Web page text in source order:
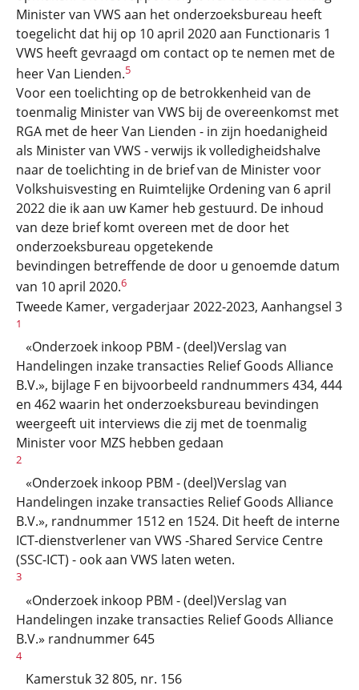
Minister van VWS aan het onderzoeksbureau heeft
toegelicht dat hij op 10 april 2020 aan Functionaris 1
VWS heeft gevraagd om contact op te nemen met de
heer Van Lienden.5
Voor een toelichting op de betrokkenheid van de
toenmalig Minister van VWS bij de overeenkomst met
RGA met de heer Van Lienden - in zijn hoedanigheid
als Minister van VWS - verwijs ik volledigheidshalve
naar de toelichting in de brief van de Minister voor
Volkshuisvesting en Ruimtelijke Ordening van 6 april
2022 die ik aan uw Kamer heb gestuurd. De inhoud
van deze brief komt overeen met de door het
onderzoeksbureau opgetekende
bevindingen betreffende de door u genoemde datum
van 10 april 2020.6
Tweede Kamer, vergaderjaar 2022-2023, Aanhangsel 3
1
«Onderzoek inkoop PBM - (deel)Verslag van
Handelingen inzake transacties Relief Goods Alliance
B.V.», bijlage F en bijvoorbeeld randnummers 434, 444
en 462 waarin het onderzoeksbureau bevindingen
weergeeft uit interviews die zij met de toenmalig
Minister voor MZS hebben gedaan
2
«Onderzoek inkoop PBM - (deel)Verslag van
Handelingen inzake transacties Relief Goods Alliance
B.V.», randnummer 1512 en 1524. Dit heeft de interne
ICT-dienstverlener van VWS -Shared Service Centre
(SSC-ICT) - ook aan VWS laten weten.
3
«Onderzoek inkoop PBM - (deel)Verslag van
Handelingen inzake transacties Relief Goods Alliance
B.V.» randnummer 645
4
Kamerstuk 32 805, nr. 156